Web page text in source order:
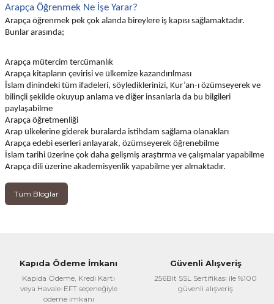
Arapça Öğrenmek Ne İşe Yarar?
Arapça öğrenmek pek çok alanda bireylere iş kapısı sağlamaktadır.
Bunlar arasında;
Arapça mütercim tercümanlık
Arapça kitapların çevirisi ve ülkemize kazandırılması
İslam dinindeki tüm ifadeleri, söylediklerinizi, Kur’an-ı özümseyerek ve
bilinçli şekilde okuyup anlama ve diğer insanlarla da bu bilgileri
paylaşabilme
Arapça öğretmenliği
Arap ülkelerine giderek buralarda istihdam sağlama olanakları
Arapça edebi eserleri anlayarak, özümseyerek öğrenebilme
İslam tarihi üzerine çok daha gelişmiş araştırma ve çalışmalar yapabilme
Arapça dili üzerine akademisyenlik yapabilme yer almaktadır.
Tüm Bloglar
Kapıda Ödeme İmkanı
Kapıda Ödeme, Kredi Kartı
veya Havale-EFT seçeneğiyle
ödeme imkanı
Güvenli Alışveriş
256Bit SSL Sertifikası ile %100
güvenli alışveriş